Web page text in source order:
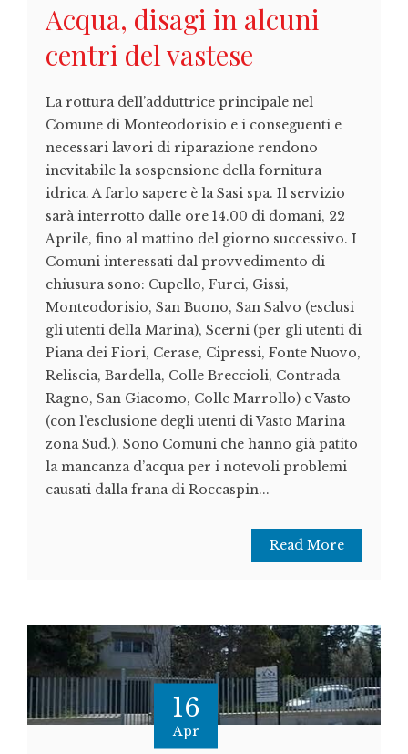
Acqua, disagi in alcuni
centri del vastese
La rottura dell’adduttrice principale nel
Comune di Monteodorisio e i conseguenti e
necessari lavori di riparazione rendono
inevitabile la sospensione della fornitura
idrica. A farlo sapere è la Sasi spa. Il servizio
sarà interrotto dalle ore 14.00 di domani, 22
Aprile, fino al mattino del giorno successivo. I
Comuni interessati dal provvedimento di
chiusura sono: Cupello, Furci, Gissi,
Monteodorisio, San Buono, San Salvo (esclusi
gli utenti della Marina), Scerni (per gli utenti di
Piana dei Fiori, Cerase, Cipressi, Fonte Nuovo,
Reliscia, Bardella, Colle Breccioli, Contrada
Ragno, San Giacomo, Colle Marrollo) e Vasto
(con l’esclusione degli utenti di Vasto Marina
zona Sud.). Sono Comuni che hanno già patito
la mancanza d’acqua per i notevoli problemi
causati dalla frana di Roccaspin...
Read More
16
Apr